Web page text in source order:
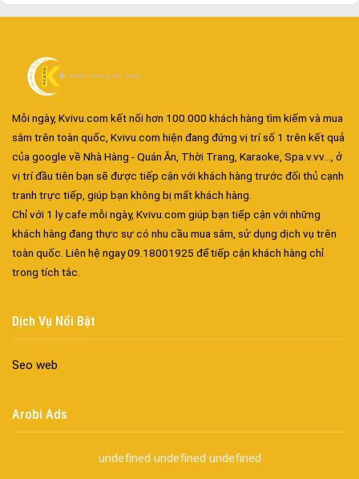
Mỗi ngày, Kvivu.com kết nối hơn 100.000 khách hàng tìm kiếm và mua
sắm trên toàn quốc, Kvivu.com hiện đang đứng vị trí số 1 trên kết quả
của google về Nhà Hàng - Quán Ăn, Thời Trang, Karaoke, Spa.v.vv..., ở
vị trí đầu tiên bạn sẽ được tiếp cận với khách hàng trước đối thủ cạnh
tranh trực tiếp, giúp bạn không bị mất khách hàng.
Chỉ với 1 ly cafe mỗi ngày, Kvivu.com giúp bạn tiếp cận với những
khách hàng đang thực sự có nhu cầu mua sắm, sử dụng dịch vụ trên
toàn quốc. Liên hệ ngay 09.18001925 để tiếp cận khách hàng chỉ
trong tích tắc.
Dịch Vụ Nổi Bật
Seo web
Arobi Ads
undefined undefined undefined
Đa dạng màu sắc cửa nhôm – Tối ưu màu sắc Kiến Trúc
Cửa nhôm kín nước kín khí – Bình yên với những tác nhân bên
Cửa nhôm thông gió – Đưa sinh khí vào ngôi nhà của bạn